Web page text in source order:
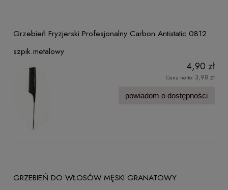
Grzebień Fryzjerski Profesjonalny Carbon Antistatic 0812
szpik.metalowy
4,90 zł
Cena netto: 3,98 zł
powiadom o dostępności
GRZEBIEŃ DO WŁOSÓW MĘSKI GRANATOWY